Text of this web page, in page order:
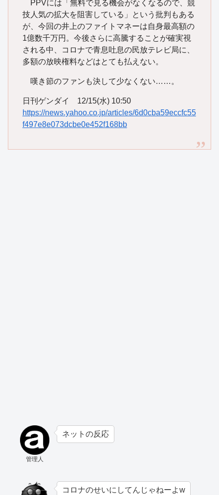
PPVには「無料で見る機会がなくなるので、競
技人気の拡大を阻害している」という批判もある
が、今回の井上のファイトマネーは自身最高額の
1億数千万円。今後さらに高騰することが確実視
される中、コロナで青息吐息の民放テレビ局に、
多額の放映権料などはとても払えない。
嘆き節のファンも決して少なくない……。
日刊ゲンダイ 12/15(水) 10:50
https://news.yahoo.co.jp/articles/6d0cba59eccfc55
f497e8e073dcbe0e452f168bb
管理人
ネットの反応
コロナのせいにしてんじゃねーよw